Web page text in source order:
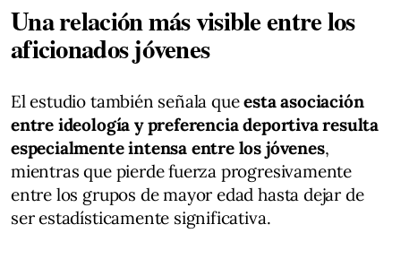
Una relación más visible entre los
aficionados jóvenes
El estudio también señala queesta asociación
entre ideología y preferencia deportiva resulta
especialmente intensa entre los jóvenes,
mientras que pierde fuerza progresivamente
entre los grupos de mayor edad hasta dejar de
ser estadísticamente significativa.